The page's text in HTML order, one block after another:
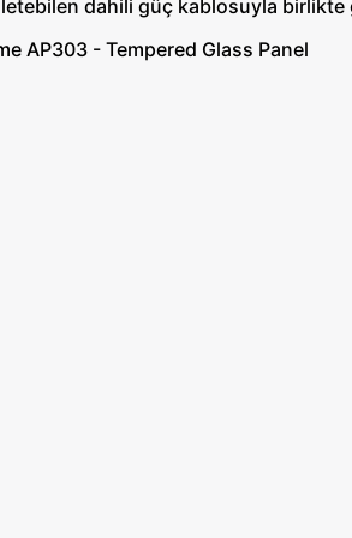
dahili güç kablosuyla birlikte